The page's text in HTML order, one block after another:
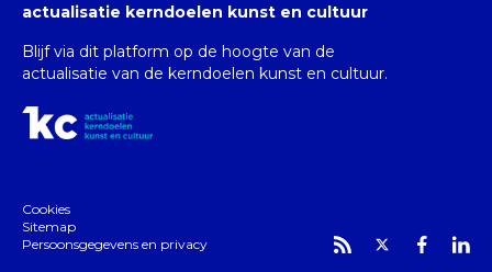
actualisatie kerndoelen kunst en cultuur
Blijf via dit platform op de hoogte van de
actualisatie van de kerndoelen kunst en cultuur.
Cookies
Sitemap
Persoonsgegevens en privacy